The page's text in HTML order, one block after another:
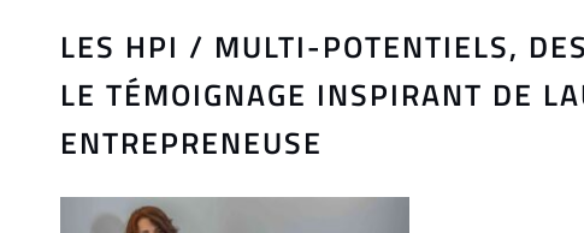
LES HPI / MULTI-POTENTIELS,
LE TÉMOIGNAGE INSPIRANT DE
ENTREPRENEUSE